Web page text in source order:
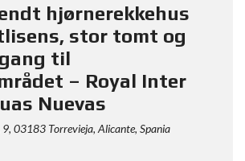
hjørnerekkehus
stor tomt og
til
– Royal Inter
Nuevas
03183 Torrevieja, Alicante, Spania